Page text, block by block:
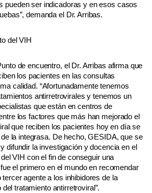
pueden ser indicadoras y en esos casos
demanda el Dr. Arribas.
del VIH
de encuentro, el Dr. Arribas afirma que
los pacientes en las consultas
calidad. “Afortunadamente tenemos
antirretrovirales y tenemos un
que están en centros de
los factores que más han mejorado el
que reciben los pacientes hoy en día se
la integrasa. De hecho, GESIDA, que se
difundir la investigación y docencia en el
VIH con el fin de conseguir una
el primero en el mundo en recomendar
agente a los inhibidores de la
tratamiento antirretroviral”.